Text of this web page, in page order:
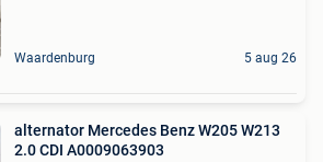
Waardenburg 5 aug 26
alternator Mercedes Benz W205 W213
2.0 CDI A0009063903